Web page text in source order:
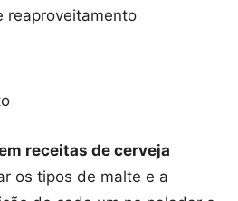
reaproveitamento
receitas de cerveja
os tipos de malte e a